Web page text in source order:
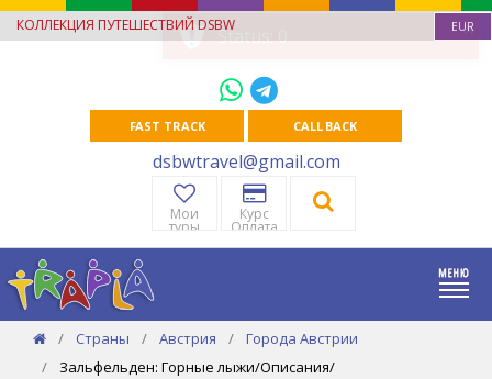
КОЛЛЕКЦИЯ ПУТЕШЕСТВИЙ DSBW EUR
FAST TRACK CALL BACK
dsbwtravel@gmail.com
Мои
туры
Курс
Оплата
Страны Австрия
Города Австрии
Зальфельден: Горные лыжи/Описания/